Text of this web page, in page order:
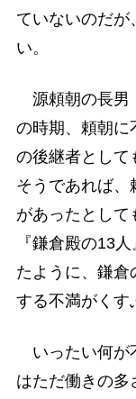
ていないのだが
い。
源頼朝の長男
の時期、頼朝に
の後継者として
そうであれば、
があったとして
『鎌倉殿の13
たように、鎌倉
する不満がくす
いったい何が
はただ働きの多